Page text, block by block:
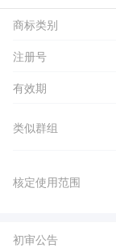
商标类别
注册号
有效期
类似群组
核定使用范围
初审公告